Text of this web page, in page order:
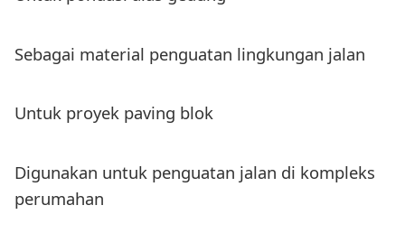
Sebagai material penguatan lingkungan jalan
Untuk proyek paving blok
Digunakan untuk penguatan jalan di kompleks
perumahan